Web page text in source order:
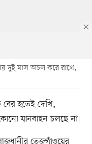
দুই মাস অচল করে রাখে,
হতেই দেখি,
যানবাহন চলছে না।
তেজগাঁওয়ের